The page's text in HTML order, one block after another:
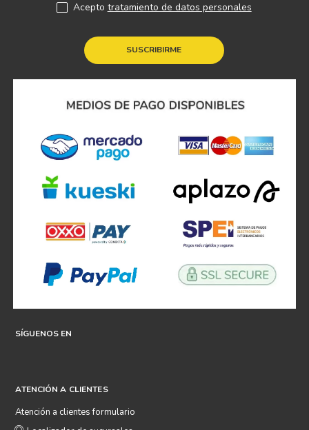
SUSCRIBIRME
Acepto tratamiento de datos personales
SÍGUENOS EN
ATENCIÓN A CLIENTES
Atención a clientes formulario